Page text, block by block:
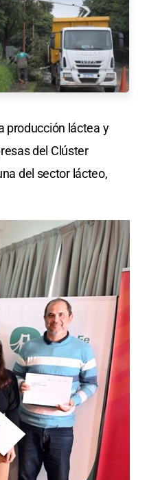
producción láctea y
del Clúster
del sector lácteo,